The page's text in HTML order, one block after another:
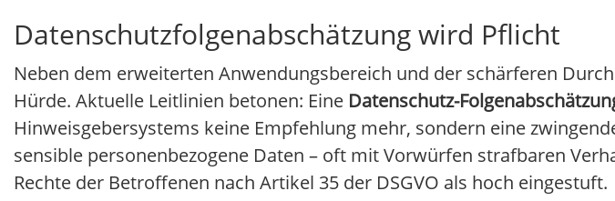
Datenschutzfolgenabschätzung wird Pflicht
Neben dem erweiterten Anwendungsbereich und der schärferen
Hürde. Aktuelle Leitlinien betonen: Eine Datenschutz-
Hinweisgebersystems keine Empfehlung mehr, sondern eine
sensible personenbezogene Daten – oft mit Vorwürfen strafbaren
Rechte der Betroffenen nach Artikel 35 der DSGVO als hoch eingestuft.